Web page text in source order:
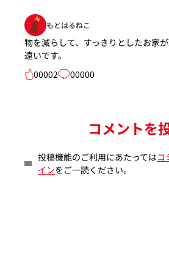
もとはるねこ
物を減らして、すっきりとしたお家
遠いです。
00002
00000
コメントを
投稿機能のご利用にあたってはコ
インをご一読ください。